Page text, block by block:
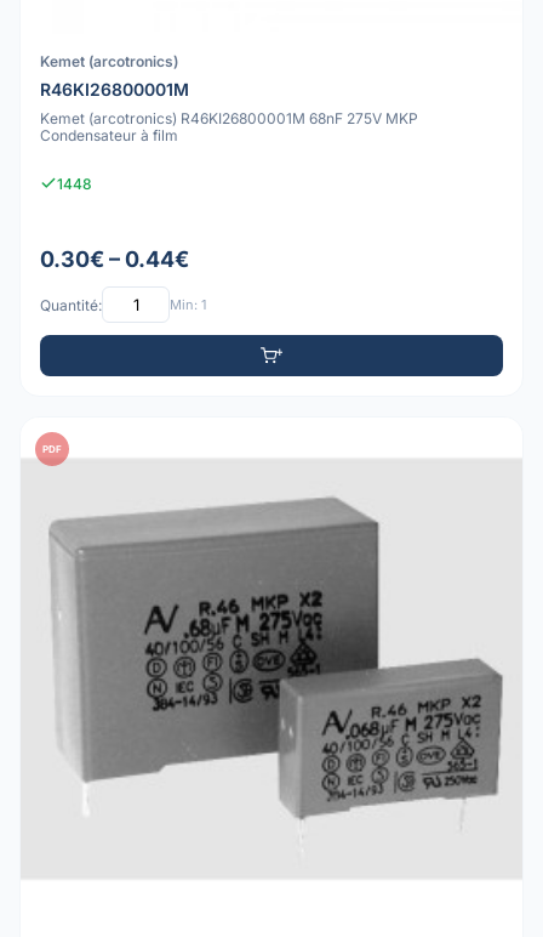
Kemet (arcotronics)
R46KI26800001M
Kemet (arcotronics) R46KI26800001M 68nF 275V MKP
Condensateur à film
1448
0.30€ – 0.44€
Quantité: Min: 1
PDF